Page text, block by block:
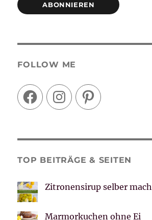
ABONNIEREN
FOLLOW ME
FacebookInstagramPinterest
TOP BEITRÄGE & SEITEN
Zitronensirup selber
Marmorkuchen ohne Ei